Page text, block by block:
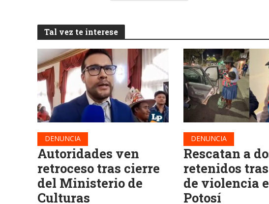
Tal vez te interese
DENUNCIA
Autoridades ven
retroceso tras cierre
del Ministerio de
Culturas
DENUNCIA
Rescatan a
retenidos
de violencia
Potosí